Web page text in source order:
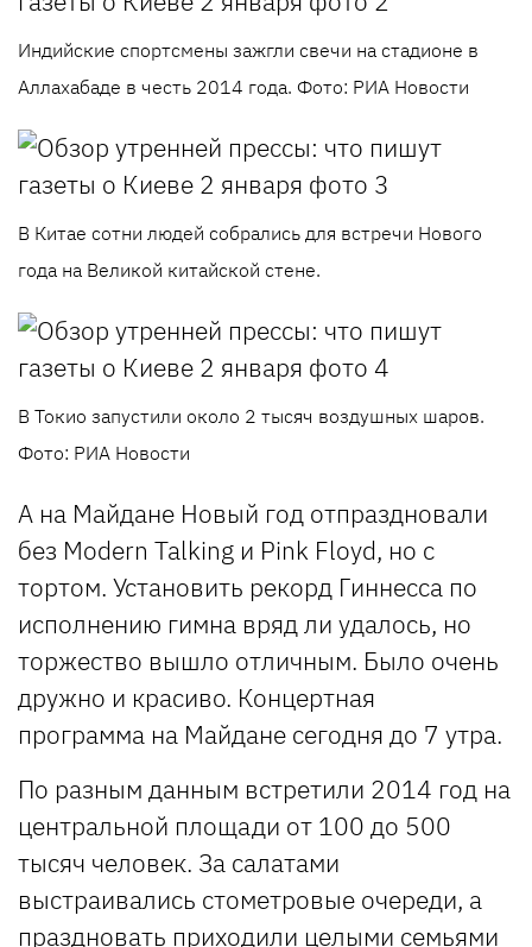
Индийские спортсмены зажгли свечи на стадионе в
Аллахабаде в честь 2014 года. Фото: РИА Новости
В Китае сотни людей собрались для встречи Нового
года на Великой китайской стене.
В Токио запустили около 2 тысяч воздушных шаров.
Фото: РИА Новости
А на Майдане Новый год отпраздновали
без Modern Talking и Pink Floyd, но с
тортом. Установить рекорд Гиннесса по
исполнению гимна вряд ли удалось, но
торжество вышло отличным. Было очень
дружно и красиво. Концертная
программа на Майдане сегодня до 7 утра.
По разным данным встретили 2014 год на
центральной площади от 100 до 500
тысяч человек. За салатами
выстраивались стометровые очереди, а
праздновать приходили целыми семьями